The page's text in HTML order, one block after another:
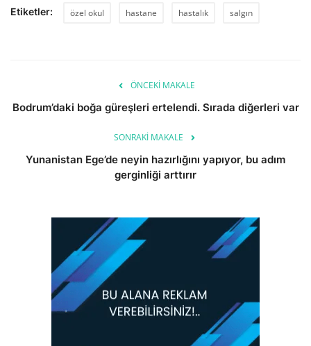
Etiketler: özel okul hastane hastalık salgın
ÖNCEKI MAKALE
Bodrum’daki boğa güreşleri ertelendi. Sırada diğerleri var
SONRAKI MAKALE
Yunanistan Ege’de neyin hazırlığını yapıyor, bu adım
gerginliği arttırır